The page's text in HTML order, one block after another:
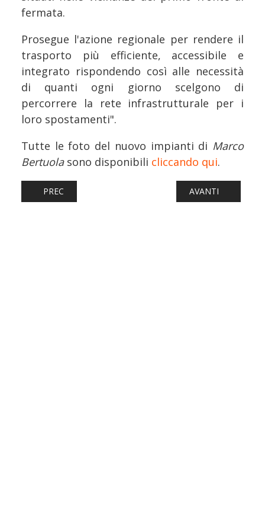
fermata.
Prosegue l'azione regionale per rendere il
trasporto più efficiente, accessibile e
integrato rispondendo così alle necessità
di quanti ogni giorno scelgono di
percorrere la rete infrastrutturale per i
loro spostamenti".
Tutte le foto del nuovo impianti di Marco
Bertuola sono disponibili cliccando qui.
ARTICOLO PRECEDENTE: FERROVIE: GRUPPO FS, IL
PREC ARTICOLO
AVANTI